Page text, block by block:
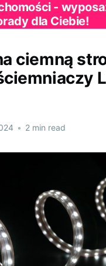
-
dla Ciebie!
ciemną
• 2 min read